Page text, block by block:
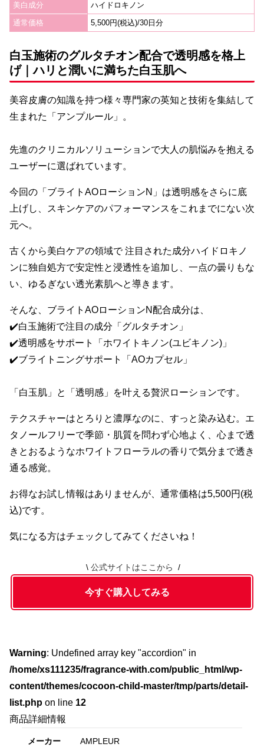
美白成分
ハイドロキノン
通常価格
5,500円(税込)/30日分
白玉施術のグルタチオン配合で透明感を格上
げ｜ハリと潤いに満ちた白玉肌へ
美容皮膚の知識を持つ様々専門家の英知と技術を集結して
生まれた「アンプルール」。
先進のクリニカルソリューションで大人の肌悩みを抱える
ユーザーに選ばれています。
今回の「ブライトAOローションN」は透明感をさらに底
上げし、スキンケアのパフォーマンスをこれまでにない次
元へ。
古くから美白ケアの領域で 注目された成分ハイドロキノ
ンに独自処方で安定性と浸透性を追加し、一点の曇りもな
い、ゆるぎない透光素肌へと導きます。
そんな、ブライトAOローションN配合成分は、
✔️白玉施術で注目の成分「グルタチオン」
✔️透明感をサポート「ホワイトキノン(ユビキノン)」
✔️ブライトニングサポート「AOカプセル」
「白玉肌」と「透明感」を叶える贅沢ローションです。
テクスチャーはとろりと濃厚なのに、すっと染み込む。エ
タノールフリーで季節・肌質を問わず心地よく、心まで透
きとおるようなホワイトフローラルの香りで気分まで透き
通る感覚。
お得なお試し情報はありませんが、通常価格は5,500円(税
込)です。
気になる方はチェックしてみてくださいね！
公式サイトはここから
今すぐ購入してみる
Warning: Undefined array key "accordion" in
/home/xs111235/fragrance-with.com/public_html/wp-
content/themes/cocoon-child-master/tmp/parts/detail-
list.php on line 12
商品詳細情報
メーカー AMPLEUR